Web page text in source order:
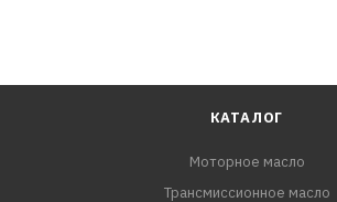
КАТАЛОГ
Моторное масло
Трансмиссионное масло